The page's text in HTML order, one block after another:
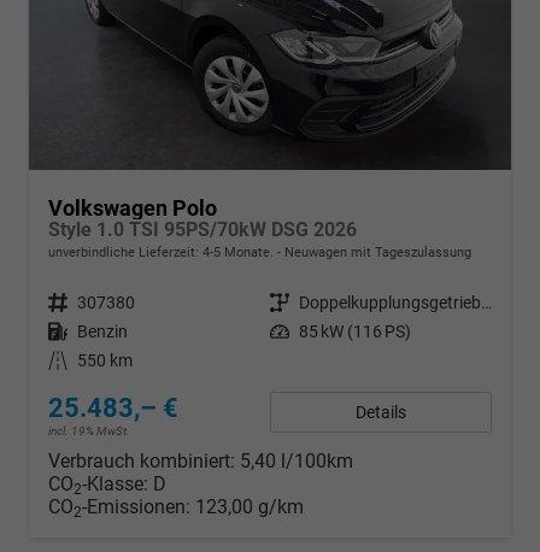
Volkswagen Polo
Style 1.0 TSI 95PS/70kW DSG 2026
unverbindliche Lieferzeit: 4-5 Monate. Neuwagen mit Tageszulassung
Fahrzeugnr. 307380 Getriebe
Doppelkupplungsgetriebe (DSG)
Kraftstoff Benzin Leistung 85 kW (116 PS)
Kilometerstand
550 km
25.483,– €
incl. 19% MwSt.
Details
Verbrauch kombiniert: 5,40 l/100km
CO2-Klasse: D
CO2-Emissionen: 123,00 g/km